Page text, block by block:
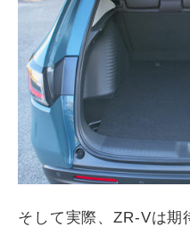
そして実際、ZR-Vは期